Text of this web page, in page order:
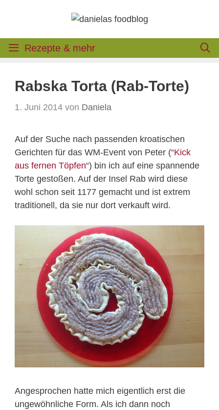
Rezepte & mehr
Rabska Torta (Rab-Torte)
1. Juni 2014 von Daniela
Auf der Suche nach passenden kroatischen
Gerichten für das WM-Event von Peter (“Kick
aus fernen Töpfen“) bin ich auf eine spannende
Torte gestoßen. Auf der Insel Rab wird diese
wohl schon seit 1177 gemacht und ist extrem
traditionell, da sie nur dort verkauft wird.
Angesprochen hatte mich eigentlich erst die
ungewöhnliche Form. Als ich dann noch